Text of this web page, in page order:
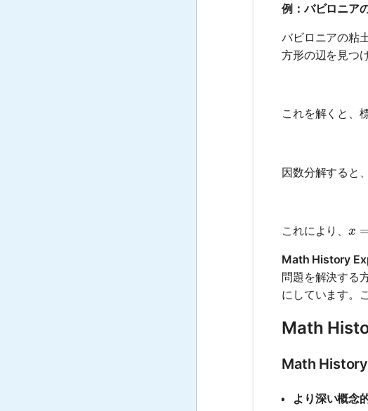
例：バビロニア
バビロニアの粘
方形の辺を見つ
これを解くと、
因数分解すると、
これにより、x
x
Math History
問題を解決する
にしています。
Math
Math History
より深い概念